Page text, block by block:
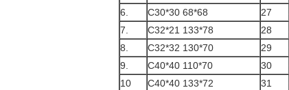
6.
C30*30 68*68 27
7.
C32*21 133*78 28
8.
C32*32 130*70 29
9.
C40*40 110*70 30
10
C40*40 133*72 31